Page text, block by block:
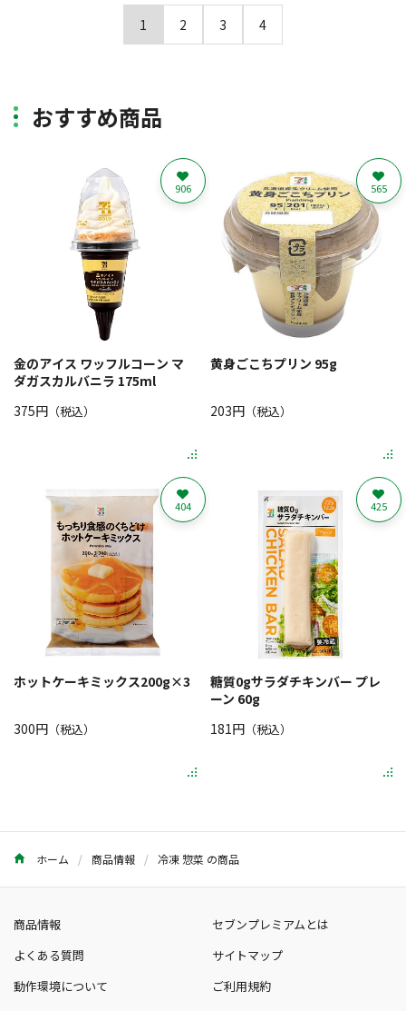
1 2 3 4
おすすめ商品
金のアイス ワッフルコーン マ
ダガスカルバニラ 175ml
375円 （税込）
906
黄身ごこちプリン 95g
203円（税込）
565
ホットケーキミックス200g×3
300円 （税込）
404
糖質0gサラダチキンバー プレ
ーン 60g
181円（税込）
425
ホーム 商品情報 冷凍 惣菜 の商品
商品情報
セブンプレミアムとは
よくある質問
サイトマップ
動作環境について
ご利用規約